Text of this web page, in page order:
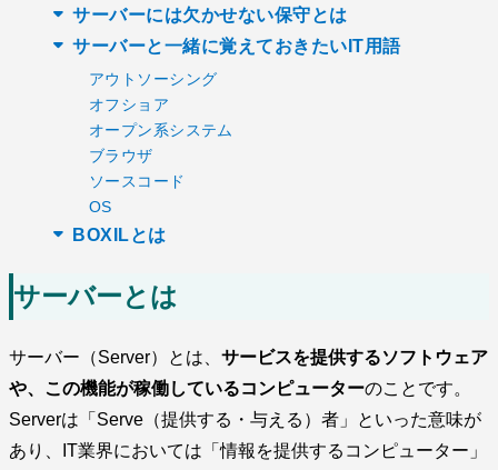
サーバーには欠かせない保守とは
サーバーと一緒に覚えておきたいIT用語
アウトソーシング
オフショア
オープン系システム
ブラウザ
ソースコード
OS
BOXILとは
サーバーとは
サーバー（Server）とは、 サービスを提供するソフトウェア
や、この機能が稼働しているコンピューターのことです。
Serverは「Serve（提供する・与える）者」といった意味が
あり、IT業界においては「情報を提供するコンピューター」